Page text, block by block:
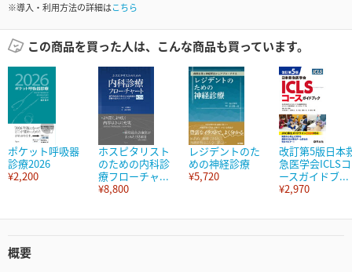
※導入・利用方法の詳細はこちら
この商品を買った人は、こんな商品も買っています。
ポケット呼吸器
診療2026
¥2,200
ホスピタリスト
のための内科診
療フローチャ...
¥8,800
レジデントのた
めの神経診療
¥5,720
改訂第5版日本
急医学会ICLSコ
ースガイドブ...
¥2,970
概要